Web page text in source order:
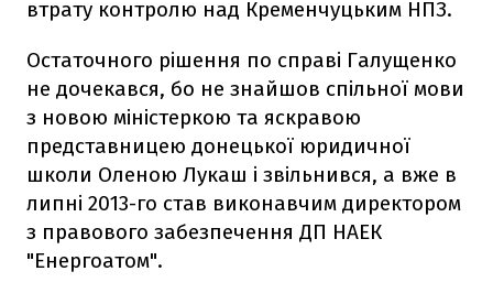
втрату контролю над Кременчуцьким НПЗ.
Остаточного рішення по справі Галущенко
не дочекався, бо не знайшов спільної мови
з новою міністеркою та яскравою
представницею донецької юридичної
школи Оленою Лукаш і звільнився, а вже в
липні 2013-го став виконавчим директором
з правового забезпечення ДП НАЕК
"Енергоатом".